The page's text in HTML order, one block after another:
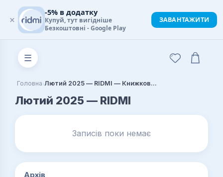
☰
Головна› Лютий 2025 — RIDMI — Книжковий блог
Лютий 2025 — RIDMI
Записів поки немає
Архів
×
-5% в додатку
Купуй, тут вигідніше
Безкоштовні - Google Play
ЗАВАНТАЖИТИ